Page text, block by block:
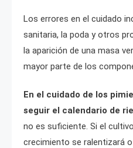
Los errores en el cuidado
sanitaria, la poda y otros
la aparición de una masa
mayor parte de los
En el cuidado de los
seguir el calendario de
no es suficiente. Si el
crecimiento se ralentizará